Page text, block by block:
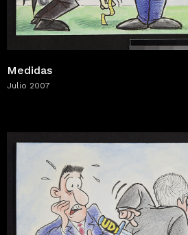
Medidas
Julio 2007